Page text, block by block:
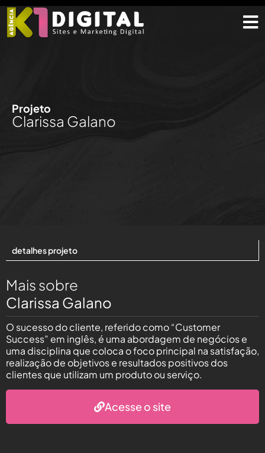
Projeto
Clarissa Galano
detalhes projeto
Mais sobre
Clarissa Galano
O sucesso do cliente, referido como “Customer
Success” em inglês, é uma abordagem de negócios e
uma disciplina que coloca o foco principal na satisfação,
realização de objetivos e resultados positivos dos
clientes que utilizam um produto ou serviço.
Acesse o site